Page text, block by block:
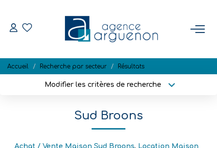
Nos Biens Disponibles
Estimation
Biens Vendus
Accueil Recherche par secteur Résultats
Modifier les critères de recherche
Plus de critères
Sud Broons
Achat / Vente Maison Sud Broons, Location Maison